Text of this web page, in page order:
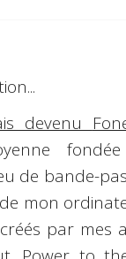
devenu
de bande-
mon
par mes